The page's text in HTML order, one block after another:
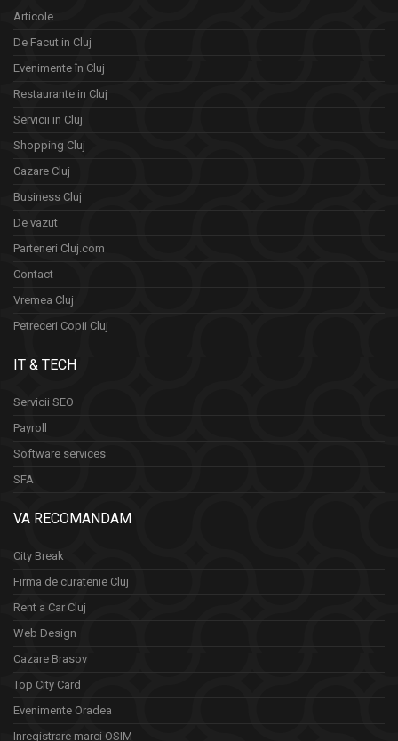
Articole
De Facut in Cluj
Evenimente în Cluj
Restaurante in Cluj
Servicii in Cluj
Shopping Cluj
Cazare Cluj
Business Cluj
De vazut
Parteneri Cluj.com
Contact
Vremea Cluj
Petreceri Copii Cluj
IT & TECH
Servicii SEO
Payroll
Software services
SFA
VA RECOMANDAM
City Break
Firma de curatenie Cluj
Rent a Car Cluj
Web Design
Cazare Brasov
Top City Card
Evenimente Oradea
Inregistrare marci OSIM